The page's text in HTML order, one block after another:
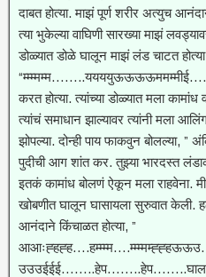
दाबत होत्या. माझं पूर्ण शरीर अत्युच
त्या भुकेल्या वाघिणी सारख्या माझं
डोळ्यात डोळे घालून माझं लंड चाटत
करत होत्या. त्यांच्या डोळ्यात मला
त्यांचं समाधान झाल्यावर त्यांनी मला
झोपल्या. दोन्ही पाय फाकवुन बोलल्या, ”
पुदीची आग शांत कर. तुझ्या भारदस्त
इतकं कामांध बोलणं ऐकून मला राहवेना.
खोबणीत घालून घासायला सुरुवात केली.
आनंदाने किंचाळत होत्या, ”
उउउईईई……..हेप……..हेप……..घाल